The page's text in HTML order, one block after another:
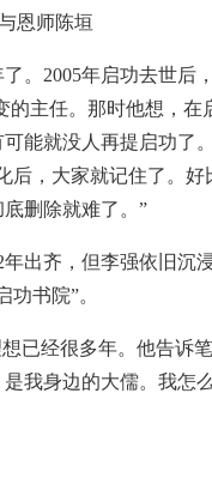
恩师陈垣
2005年启功去世后
的主任。那时他想，
能就没人再提启功了
后，大家就记住了。
删除就难了。”
齐，但李强依旧沉
书院”。
经很多年。他告诉
我身边的大儒。我怎